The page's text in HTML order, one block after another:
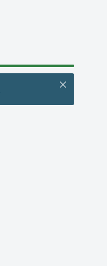
Fermer